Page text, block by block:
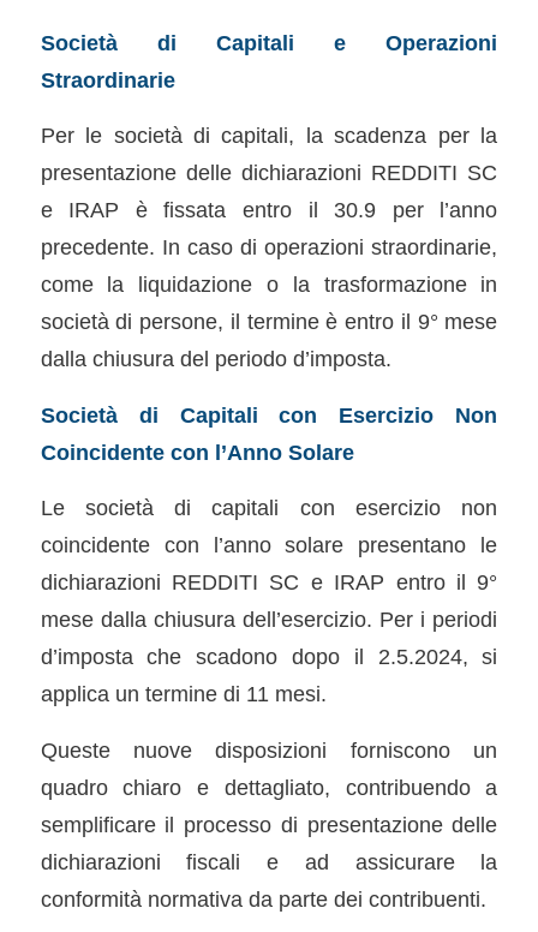
Società di Capitali e Operazioni
Straordinarie
Per le società di capitali, la scadenza per la
presentazione delle dichiarazioni REDDITI SC
e IRAP è fissata entro il 30.9 per l’anno
precedente. In caso di operazioni straordinarie,
come la liquidazione o la trasformazione in
società di persone, il termine è entro il 9° mese
dalla chiusura del periodo d’imposta.
Società di Capitali con Esercizio Non
Coincidente con l’Anno Solare
Le società di capitali con esercizio non
coincidente con l’anno solare presentano le
dichiarazioni REDDITI SC e IRAP entro il 9°
mese dalla chiusura dell’esercizio. Per i periodi
d’imposta che scadono dopo il 2.5.2024, si
applica un termine di 11 mesi.
Queste nuove disposizioni forniscono un
quadro chiaro e dettagliato, contribuendo a
semplificare il processo di presentazione delle
dichiarazioni fiscali e ad assicurare la
conformità normativa da parte dei contribuenti.